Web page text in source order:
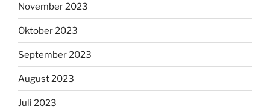
November 2023
Oktober 2023
September 2023
August 2023
Juli 2023